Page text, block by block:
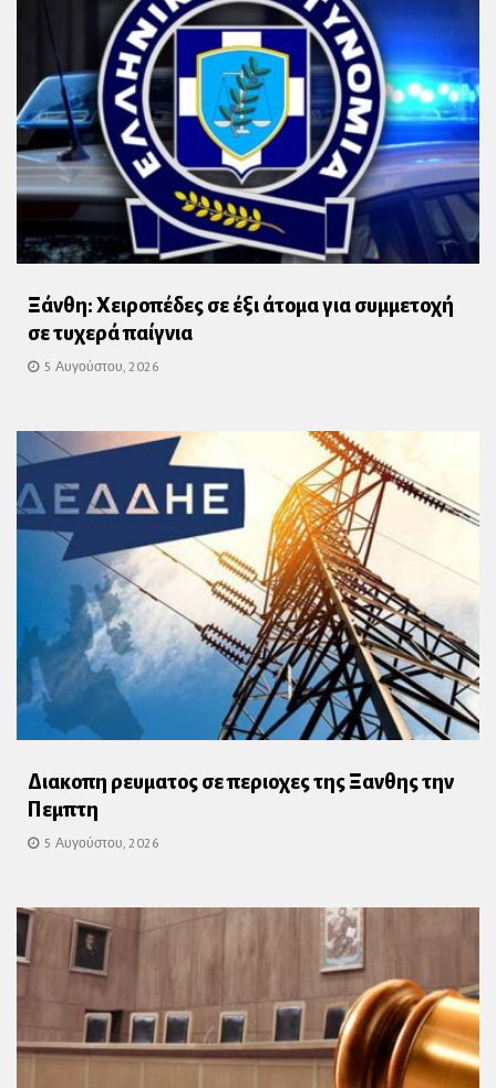
Ξάνθη: Χειροπέδες σε έξι άτομα για συμμετοχή
σε τυχερά παίγνια
5 Αυγούστου, 2026
Διακοπη ρευματος σε περιοχες της Ξανθης την
Πεμπτη
5 Αυγούστου, 2026